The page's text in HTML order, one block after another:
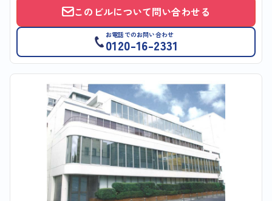
このビルについて問い合わせる
お電話でのお問い合わせ
0120-16-2331